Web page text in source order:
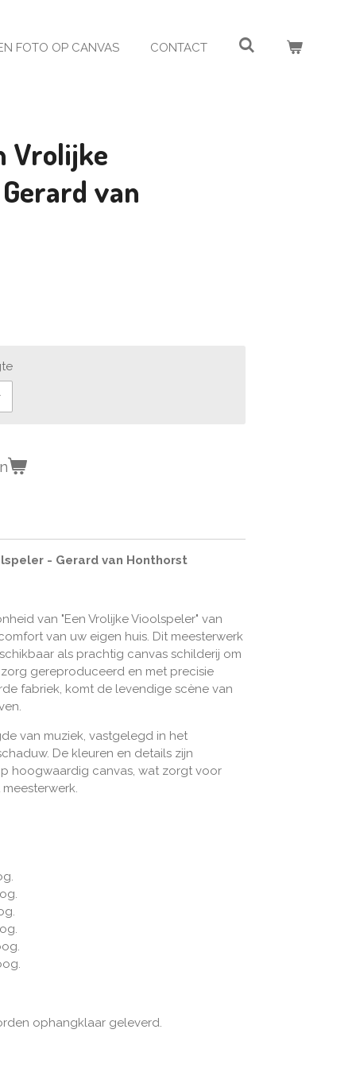
FOTO OP CANVAS CONTACT
Vrolijke
van
- Gerard van Honthorst
van "Een Vrolijke Vioolspeler" van
van uw eigen huis. Dit meesterwerk
als prachtig canvas schilderij om
gereproduceerd en met precisie
fabriek, komt de levendige scène van
van muziek, vastgelegd in het
De kleuren en details zijn
hoogwaardig canvas, wat zorgt voor
ophangklaar geleverd.